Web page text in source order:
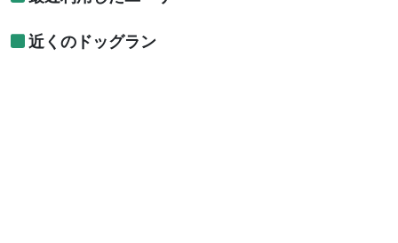
近くのドッグラン